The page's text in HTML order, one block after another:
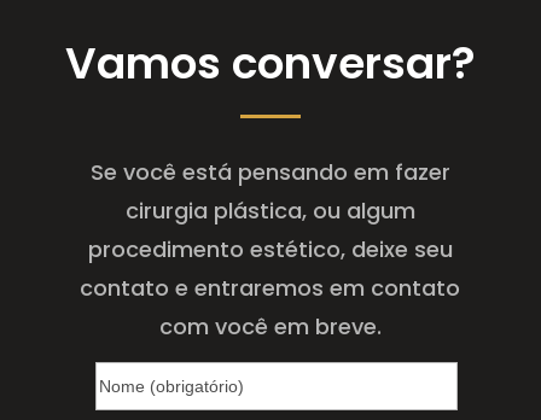
Vamos conversar?
Se você está pensando em fazer
cirurgia plástica, ou algum
procedimento estético, deixe seu
contato e entraremos em contato
com você em breve.